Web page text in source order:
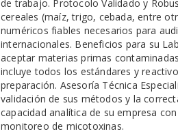
de trabajo. Protocolo Validado y
cereales (maíz, trigo, cebada, entre
numéricos fiables necesarios para
internacionales. Beneficios para su
aceptar materias primas
incluye todos los estándares y
preparación. Asesoría Técnica
validación de sus métodos y la
capacidad analítica de su empresa
monitoreo de micotoxinas.